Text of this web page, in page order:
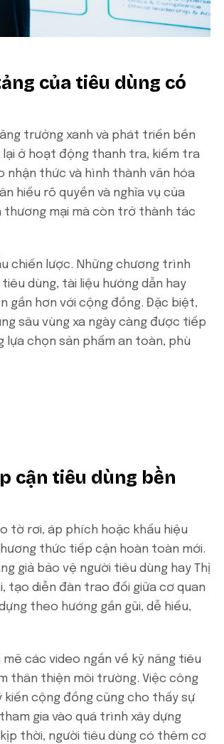
của tiêu dùng có
trưởng xanh và phát triển bền
lại ở hoạt động thanh tra, kiểm tra
nhận thức và hình thành văn hóa
hiểu rõ quyền và nghĩa vụ của
thương mại mà còn trở thành tác
chiến lược. Những chương trình
dùng, tài liệu hướng dẫn hay
gần hơn với cộng đồng. Đặc biệt,
sâu vùng xa ngày càng được tiếp
chọn sản phẩm an toàn, phù
cận tiêu dùng bền
tờ rơi, áp phích hoặc khẩu hiệu
thức tiếp cận hoàn toàn mới.
giả bảo vệ người tiêu dùng hay Thị
tạo diễn đàn trao đổi giữa cơ quan
theo hướng gần gũi, dễ hiểu,
các video ngắn về kỹ năng tiêu
thân thiện môi trường. Việc công
cộng đồng cũng cho thấy sự
gia vào quá trình xây dựng
thời, người tiêu dùng có thêm cơ